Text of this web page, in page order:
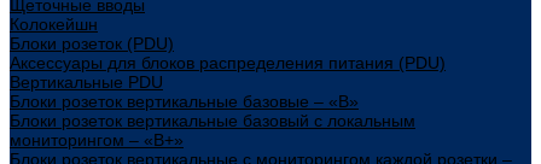
Щеточные вводы
Колокейшн
Блоки розеток (PDU)
Аксессуары для блоков распределения питания (PDU)
Вертикальные PDU
Блоки розеток вертикальные базовые – «В»
Блоки розеток вертикальные базовый с локальным
мониторингом – «В+»
Блоки розеток вертикальные с мониторингом каждой розетки –